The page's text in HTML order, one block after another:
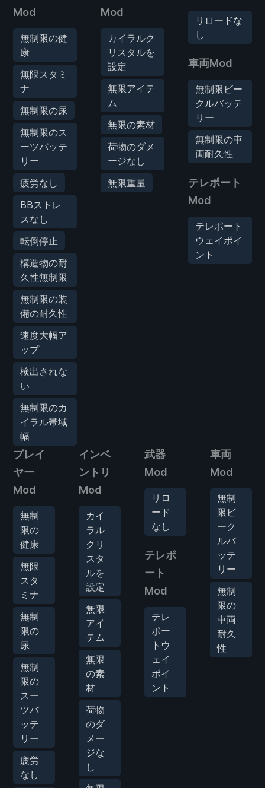
Mod
無制限の健
康
無限スタミ
ナ
無制限の尿
無制限のス
ーツバッテ
リー
疲労なし
BBストレ
スなし
転倒停止
構造物の耐
久性無制限
無制限の装
備の耐久性
速度大幅ア
ップ
検出されな
い
無制限のカ
イラル帯域
幅
Mod
カイラルク
リスタルを
設定
無限アイテ
ム
無限の素材
荷物のダメ
ージなし
無限重量
リロードな
し
車両Mod
無制限ビー
クルバッテ
リー
無制限の車
両耐久性
テレポート
Mod
テレポート
ウェイポイ
ント
プレイ
ヤー
Mod
無制
限の
健康
無限
スタ
ミナ
無制
限の
尿
無制
限の
スー
ツバ
ッテ
リー
疲労
なし
インベ
ントリ
Mod
カイ
ラル
クリ
スタ
ルを
設定
無限
アイ
テム
無限
の素
材
荷物
のダ
メー
ジな
し
武器
Mod
リロ
ード
なし
テレポ
ート
Mod
テレ
ポー
トウ
ェイ
ポイ
ント
車両
Mod
無制
限ビ
ーク
ルバ
ッテ
リー
無制
限の
車両
耐久
性